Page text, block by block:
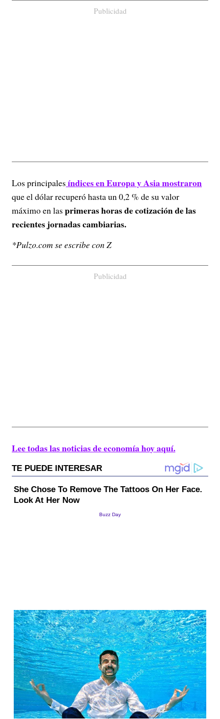
Publicidad
Los principales índices en Europa y Asia mostraron
que el dólar recuperó hasta un 0,2 % de su valor
máximo en las primeras horas de cotización de las
recientes jornadas cambiarias.
*Pulzo.com se escribe con Z
Publicidad
Lee todas las noticias de economía hoy aquí.